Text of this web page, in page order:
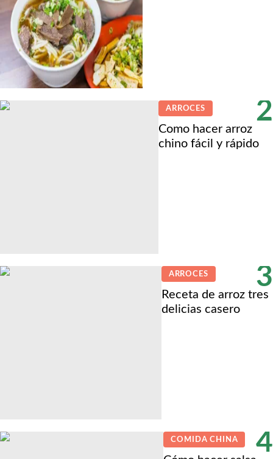
2
ARROCES
Como hacer arroz
chino fácil y rápido
3
ARROCES
Receta de arroz tres
delicias casero
4
COMIDA CHINA